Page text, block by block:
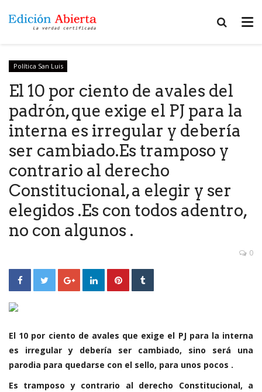
Política San Luis
El 10 por ciento de avales del
padrón, que exige el PJ para la
interna es irregular y debería
ser cambiado.Es tramposo y
contrario al derecho
Constitucional, a elegir y ser
elegidos .Es con todos adentro,
no con algunos .
0
El 10 por ciento de avales que exige el PJ para la interna
es irregular y debería ser cambiado, sino será una
parodia para quedarse con el sello, para unos pocos .
Es tramposo y contrario al derecho Constitucional, a